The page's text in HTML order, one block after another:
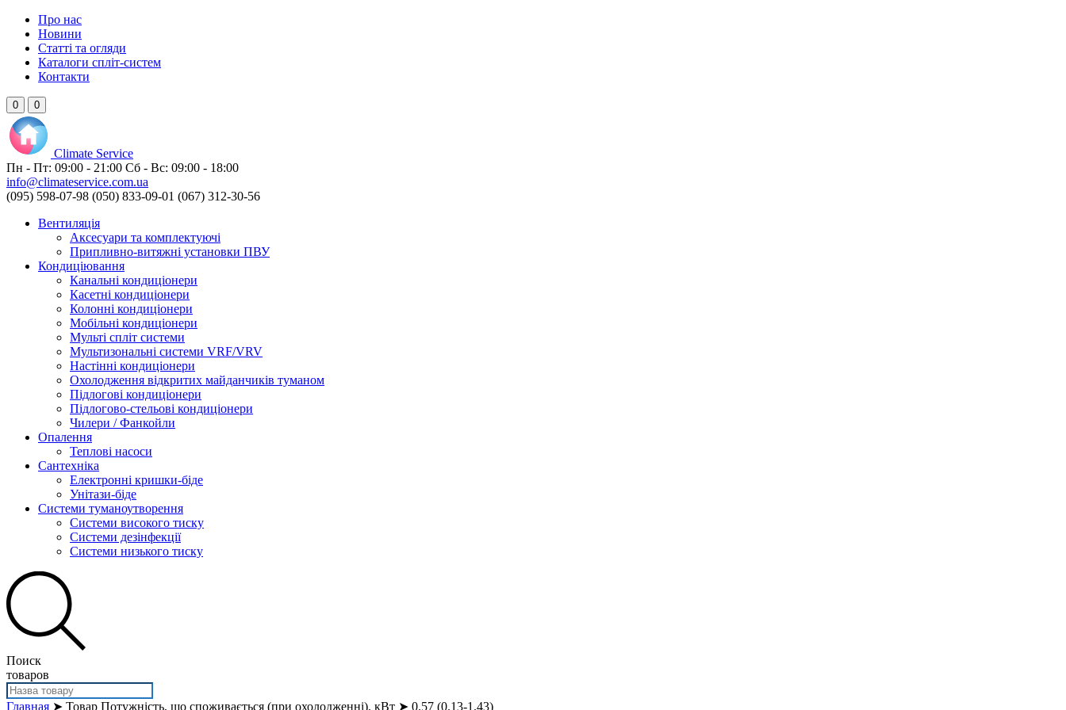
Про нас
Новини
Статті та огляди
Каталоги спліт-систем
Контакти
0 0
Climate Service
Пн - Пт: 09:00 - 21:00 Сб - Вс: 09:00 - 18:00
info@climateservice.com.ua
(095) 598-07-98 (050) 833-09-01 (067) 312-30-56
Вентиляція
Аксесуари та комплектуючі
Припливно-витяжні установки ПВУ
Кондиціювання
Канальні кондиціонери
Касетні кондиціонери
Колонні кондиціонери
Мобільні кондиціонери
Мульті спліт системи
Мультизональні системи VRF/VRV
Настінні кондиціонери
Охолодження відкритих майданчиків туманом
Підлогові кондиціонери
Підлогово-стельові кондиціонери
Чилери / Фанкойли
Опалення
Теплові насоси
Сантехніка
Електронні кришки-біде
Унітази-біде
Системи туманоутворення
Системи високого тиску
Системи дезінфекції
Системи низького тиску
Поиск
товаров
Главная ➤ Товар Потужність, що споживається (при охолодженні), кВт ➤ 0.57 (0.13-1.43)